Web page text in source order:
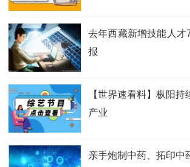
去年西藏新增技能人才
报
【世界速看料】枞阳
产业
亲手炮制中药、拓印